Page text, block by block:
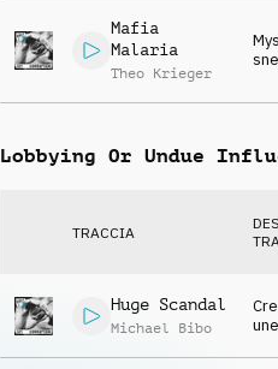
Mafia
Malaria
Theo Krieger
Lobbying Or Undue
TRACCIA
Huge Scandal
Michael Bibo